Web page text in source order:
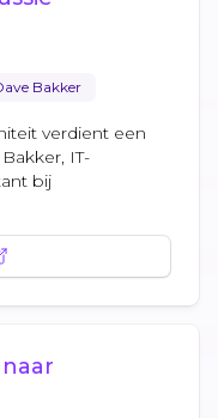
Bakker
verdient een
IT-
bij